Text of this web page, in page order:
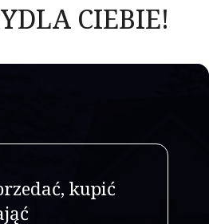
DLA CIEBIE!
kupić